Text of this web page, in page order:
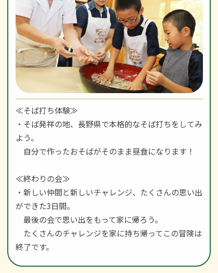
≪そば打ち体験≫
・そば発祥の地、長野県で本格的なそば打ちをしてみ
よう。
自分で作ったおそばがそのまま昼食になります！
≪終わりの会≫
・新しい仲間と新しいチャレンジ、たくさんの思い出
ができた3日間。
最後の会で思い出をもって家に帰ろう。
たくさんのチャレンジを家に持ち帰ってこの冒険は
終了です。